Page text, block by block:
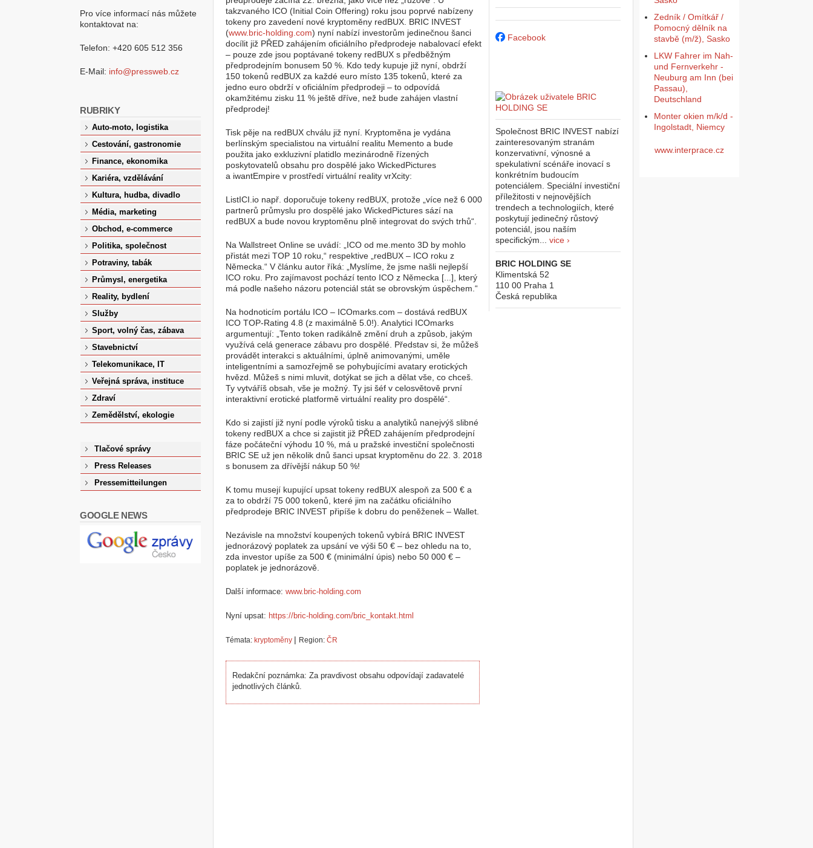
takzvaného ICO (Initial Coin Offering) roku jsou poprvé nabízeny
tokeny pro zavedení nové kryptoměny redBUX. BRIC INVEST
(www.bric-holding.com) nyní nabízí investorům jedinečnou šanci
docílit již PŘED zahájením oficiálního předprodeje nabalovací efekt
– pouze zde jsou poptávané tokeny redBUX s předběžným
předprodejním bonusem 50 %. Kdo tedy kupuje již nyní, obdrží
150 tokenů redBUX za každé euro místo 135 tokenů, které za
jedno euro obdrží v oficiálním předprodeji – to odpovídá
okamžitému zisku 11 % ještě dříve, než bude zahájen vlastní
předprodej!
Tisk pěje na redBUX chválu již nyní. Kryptoměna je vydána
berlínským specialistou na virtuální realitu Memento a bude
použita jako exkluzivní platidlo mezinárodně řízených
poskytovatelů obsahu pro dospělé jako WickedPictures
a iwantEmpire v prostředí virtuální reality vrXcity:
ListICI.io např. doporučuje tokeny redBUX, protože „více než 6 000
partnerů průmyslu pro dospělé jako WickedPictures sází na
redBUX a bude novou kryptoměnu plně integrovat do svých trhů“.
Na Wallstreet Online se uvádí: „ICO od me.mento 3D by mohlo
přistát mezi TOP 10 roku,“ respektive „redBUX – ICO roku z
Německa.“ V článku autor říká: „Myslíme, že jsme našli nejlepší
ICO roku. Pro zajímavost pochází tento ICO z Německa [...], který
má podle našeho názoru potenciál stát se obrovským úspěchem.“
Na hodnoticím portálu ICO – ICOmarks.com – dostává redBUX
ICO TOP-Rating 4.8 (z maximálně 5.0!). Analytici ICOmarks
argumentují: „Tento token radikálně změní druh a způsob, jakým
využívá celá generace zábavu pro dospělé. Představ si, že můžeš
provádět interakci s aktuálními, úplně animovanými, uměle
inteligentními a samozřejmě se pohybujícími avatary erotických
hvězd. Můžeš s nimi mluvit, dotýkat se jich a dělat vše, co chceš.
Ty vytváříš obsah, vše je možný. Ty jsi šéf v celosvětově první
interaktivní erotické platformě virtuální reality pro dospělé“.
Kdo si zajistí již nyní podle výroků tisku a analytiků nanejvýš slibné
tokeny redBUX a chce si zajistit již PŘED zahájením předprodejní
fáze počáteční výhodu 10 %, má u pražské investiční společnosti
BRIC SE už jen několik dnů šanci upsat kryptoměnu do 22. 3. 2018
s bonusem za dřívější nákup 50 %!
K tomu musejí kupující upsat tokeny redBUX alespoň za 500 € a
za to obdrží 75 000 tokenů, které jim na začátku oficiálního
předprodeje BRIC INVEST připíše k dobru do peněženek – Wallet.
Nezávisle na množství koupených tokenů vybírá BRIC INVEST
jednorázový poplatek za upsání ve výši 50 € – bez ohledu na to,
zda investor upíše za 500 € (minimální úpis) nebo 50 000 € –
poplatek je jednorázově.
Další informace: www.bric-holding.com
Nyní upsat: https://bric-holding.com/bric_kontakt.html
Témata: kryptoměny | Region: ČR
Redakční poznámka: Za pravdivost obsahu odpovídají zadavatelé
jednotlivých článků.
Facebook
Společnost BRIC INVEST nabízí
zainteresovaným stranám
konzervativní, výnosné a
spekulativní scénáře inovací s
konkrétním budoucím
potenciálem. Speciální investiční
příležitosti v nejnovějších
trendech a technologiích, které
poskytují jedinečný růstový
potenciál, jsou naším
specifickým...vice ›
BRIC HOLDING SE
Klimentská 52
110 00 Praha 1
Česká republika
Pro více informací nás můžete
kontaktovat na:
Telefon: +420 605 512 356
E-Mail: info@pressweb.cz
RUBRIKY
Auto-moto, logistika
Cestování, gastronomie
Finance, ekonomika
Kariéra, vzdělávání
Kultura, hudba, divadlo
Média, marketing
Obchod, e-commerce
Politika, společnost
Potraviny, tabák
Průmysl, energetika
Reality, bydlení
Služby
Sport, volný čas, zábava
Stavebnictví
Telekomunikace, IT
Veřejná správa, instituce
Zdraví
Zemědělství, ekologie
Tlačové správy
Press Releases
Pressemitteilungen
GOOGLE NEWS
Zedník / Omítkář /
Pomocný dělník na
stavbě (m/ž), Sasko
LKW Fahrer im Nah-
und Fernverkehr -
Neuburg am Inn (bei
Passau),
Deutschland
Monter okien m/k/d -
Ingolstadt, Niemcy
www.interprace.cz